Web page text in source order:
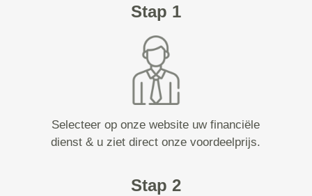
Stap 1
Selecteer op onze website uw financiële
dienst & u ziet direct onze voordeelprijs.
Stap 2